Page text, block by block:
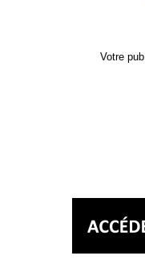
Votre